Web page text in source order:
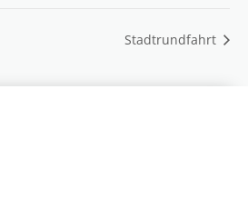
Stadtrundfahrt